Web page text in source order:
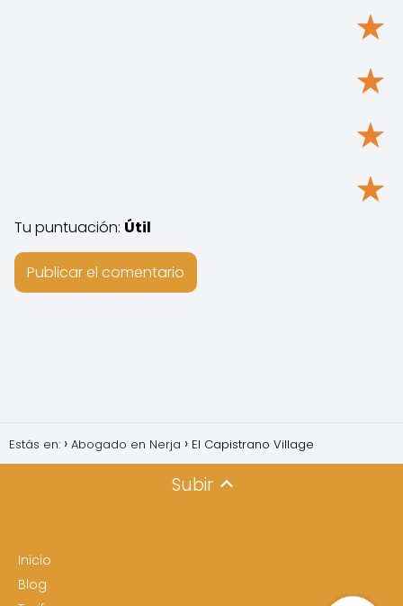
★
★
★
★
Tu puntuación: Útil
Estás en: Abogado en Nerja El Capistrano Village
Subir
Inicio
Blog